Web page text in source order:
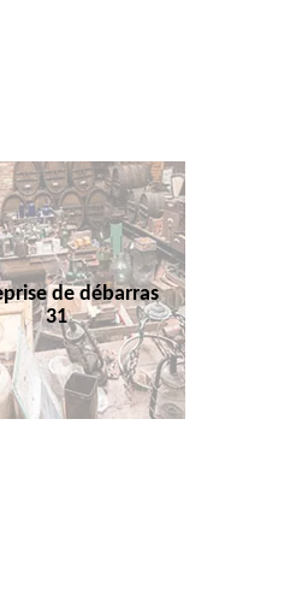
de débarras
31